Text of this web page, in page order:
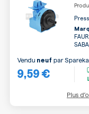
9,59 €
Vendu neuf parSpareka
Plus